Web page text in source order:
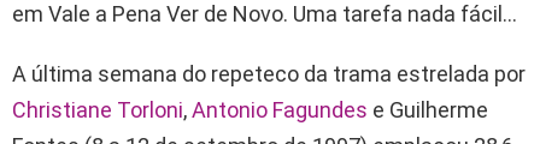
em Vale a Pena Ver de Novo. Uma tarefa nada fácil…
A última semana do repeteco da trama estrelada por
Christiane Torloni,Antonio Fagundes e Guilherme